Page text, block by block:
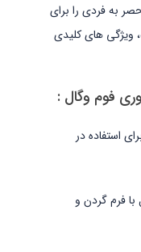
منحصر به فردی را برای
ویژگی های کلیدی
فوم وگال :
برای استفاده در
با فرم گردن و